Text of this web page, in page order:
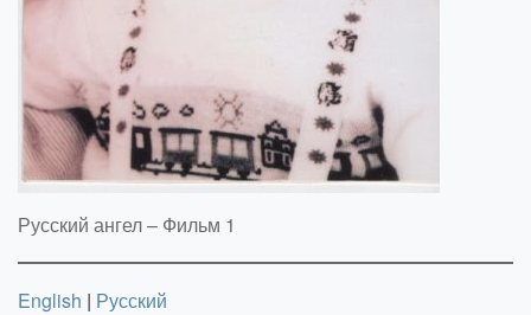
Русский ангел – Фильм 1
English | Русский